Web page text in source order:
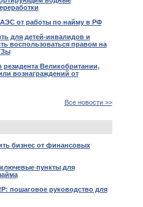
от работы по найму в РФ
для детей-инвалидов и
воспользоваться правом на
Великобритании,
вознаграждений от
Все новости >>
бизнес от финансовых
пункты для
пошаговое руководство для